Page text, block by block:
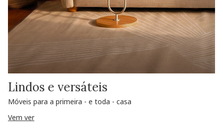
Lindos e versáteis
Móveis para a primeira - e toda - casa
Vem ver